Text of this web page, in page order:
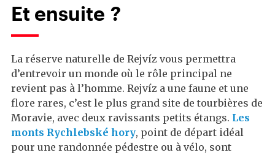
Et ensuite ?
La réserve naturelle de Rejvíz vous permettra
d’entrevoir un monde où le rôle principal ne
revient pas à l’homme. Rejvíz a une faune et une
flore rares, c’est le plus grand site de tourbières de
Moravie, avec deux ravissants petits étangs. Les
monts Rychlebské hory, point de départ idéal
pour une randonnée pédestre ou à vélo, sont